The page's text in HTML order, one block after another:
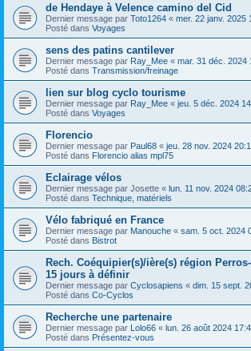
de Hendaye à Velence camino del Cid
Dernier message par Toto1264 « mer. 22 janv. 2025
Posté dans Voyages
sens des patins cantilever
Dernier message par Ray_Mee « mar. 31 déc. 2024
Posté dans Transmission/freinage
lien sur blog cyclo tourisme
Dernier message par Ray_Mee « jeu. 5 déc. 2024
Posté dans Voyages
Florencio
Dernier message par Paul68 « jeu. 28 nov. 2024
Posté dans Florencio alias mpl75
Eclairage vélos
Dernier message par Josette « lun. 11 nov. 2024
Posté dans Technique, matériels
Vélo fabriqué en France
Dernier message par Manouche « sam. 5 oct. 2024
Posté dans Bistrot
Rech. Coéquipier(s)/ière(s) région
15 jours à définir
Dernier message par Cyclosapiens « dim. 15 sept.
Posté dans Co-Cyclos
Recherche une partenaire
Dernier message par Lolo66 « lun. 26 août 2024
Posté dans Présentez-vous